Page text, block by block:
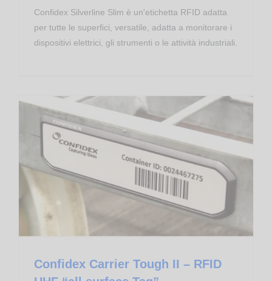
Confidex Silverline Slim è un'etichetta RFID adatta
per tutte le superfici, versatile, adatta a monitorare i
dispositivi elettrici, gli strumenti o le attività industriali.
Confidex Carrier Tough II – RFID